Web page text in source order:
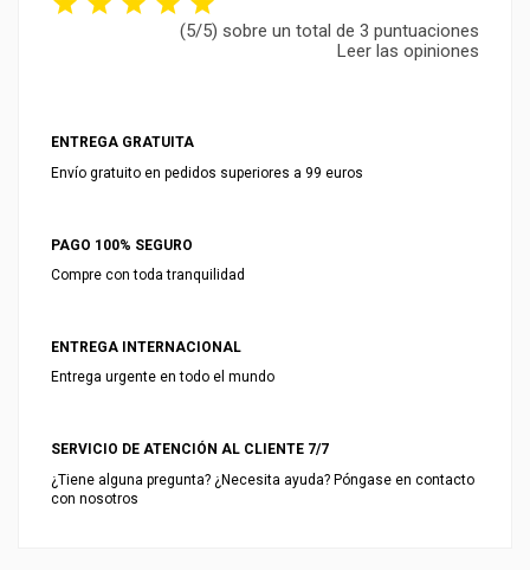
(5/5) sobre un total de 3 puntuaciones
Leer las opiniones
ENTREGA GRATUITA
Envío gratuito en pedidos superiores a 99 euros
PAGO 100% SEGURO
Compre con toda tranquilidad
ENTREGA INTERNACIONAL
Entrega urgente en todo el mundo
SERVICIO DE ATENCIÓN AL CLIENTE 7/7
¿Tiene alguna pregunta? ¿Necesita ayuda? Póngase en contacto
con nosotros